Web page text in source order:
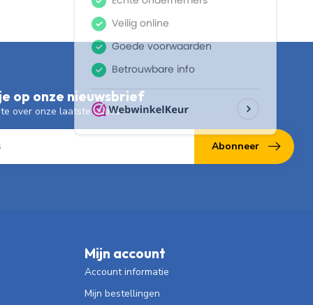
op onze nieuwsbrief
over onze laatste acties
Abonneer
Mijn account
Account informatie
Mijn bestellingen